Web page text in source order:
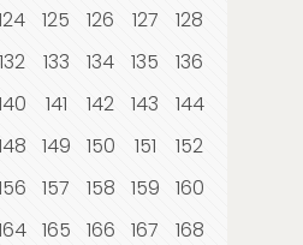
125 126 127
128
132 133 134 135
136
141 142 143
144
149 150 151
152
157 158 159
160
165 166 167
168